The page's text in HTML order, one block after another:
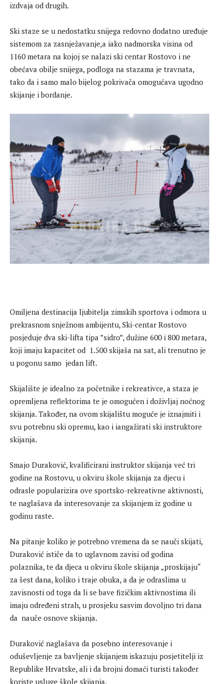
izdvaja od drugih.
Ski staze se u nedostatku snijega redovno dodatno uređuje
sistemom za zasnježavanje,a iako nadmorska visina od
1160 metara na kojoj se nalazi ski centar Rostovo i ne
obećava obilje snijega, podloga na stazama je travnata,
tako da i samo malo bijelog pokrivača omogućava ugodno
skijanje i bordanje.
Omiljena destinacija ljubitelja zimskih sportova i odmora u
prekrasnom snježnom ambijentu, Ski-centar Rostovo
posjeduje dva ski-lifta tipa ”sidro”, dužine 600 i 800 metara,
koji imaju kapacitet od 1.500 skijaša na sat, ali trenutno je
u pogonu samo jedan lift.
Skijalište je idealno za početnike i rekreativce, a staza je
opremljena reflektorima te je omogućen i doživljaj noćnog
skijanja. Također, na ovom skijalištu moguće je iznajmiti i
svu potrebnu ski opremu, kao i iangažirati ski instruktore
skijanja.
Smajo Duraković, kvalificirani instruktor skijanja već tri
godine na Rostovu, u okviru škole skijanja za djecu i
odrasle popularizira ove sportsko-rekreativne aktivnosti,
te naglašava da interesovanje za skijanjem iz godine u
godinu raste.
Na pitanje koliko je potrebno vremena da se nauči skijati,
Duraković ističe da to uglavnom zavisi od godina
polaznika, te da djeca u okviru škole skijanja „proskijaju“
za šest dana, koliko i traje obuka, a da je odraslima u
zavisnosti od toga da li se bave fizičkim aktivnostima ili
imaju određeni strah, u prosjeku sasvim dovoljno tri dana
da nauče osnove skijanja.
Duraković naglašava da posebno interesovanje i
oduševljenje za bavljenje skijanjem iskazuju posjetitelji iz
Republike Hrvatske, ali i da brojni domaći turisti također
koriste usluge škole skijanja.